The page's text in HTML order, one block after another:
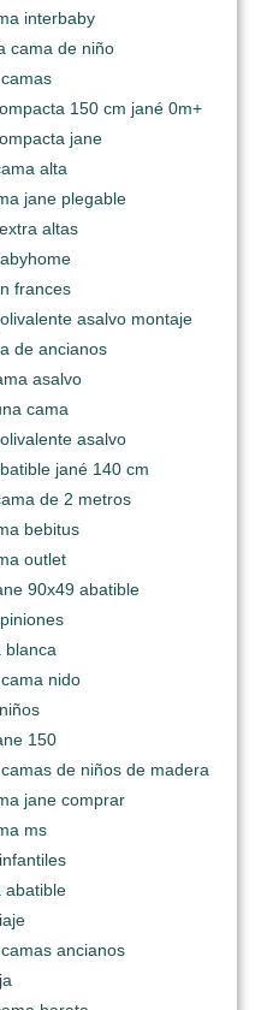
interbaby
cama de niño
150 cm jané 0m+
jane
alta
jane plegable
altas
frances
asalvo montaje
de ancianos
asalvo
cama
asalvo
jané 140 cm
de 2 metros
bebitus
outlet
90x49 abatible
blanca
nido
150
de niños de madera
jane comprar
ms
abatible
ancianos